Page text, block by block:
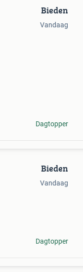
Bieden
Vandaag
Dagtopper
Bieden
Vandaag
Dagtopper